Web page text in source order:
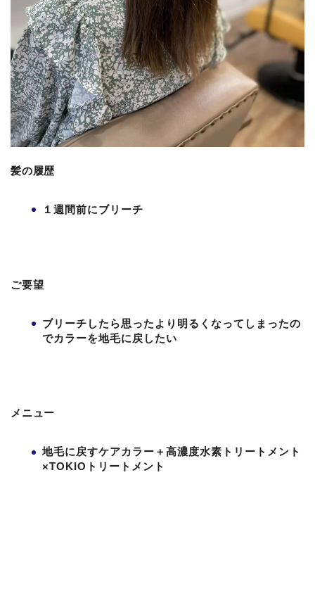
髪の履歴
１週間前にブリーチ
ご要望
ブリーチしたら思ったより明るくなってしまったの
でカラーを地毛に戻したい
メニュー
地毛に戻すケアカラー＋高濃度水素トリートメント
×TOKIOトリートメント